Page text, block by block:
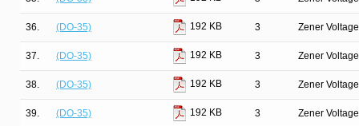
36. (DO-35) 192 KB 3 Zener
37. (DO-35) 192 KB 3 Zener
38. (DO-35) 192 KB 3 Zener
39. (DO-35) 192 KB 3 Zener